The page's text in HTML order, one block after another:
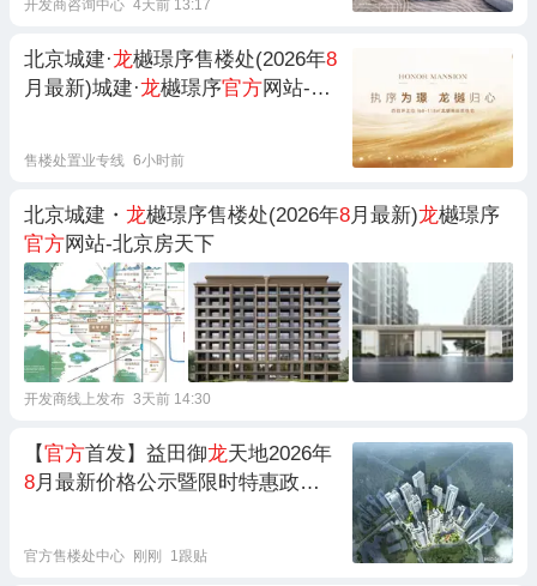
开发商咨询中心 4天前 13:17
北京城建·龙樾璟序售楼处(2026年8
月最新)城建·龙樾璟序官方网站-北
售楼处置业专线 6小时前
北京城建・ 龙樾璟序售楼处(2026年8月最新)龙樾璟序
官方网站-北京房天下
开发商线上发布 3天前 14:30
【官方首发】益田御龙天地2026年
8月最新价格公示暨限时特惠政策
官方售楼处中心 刚刚 1跟贴